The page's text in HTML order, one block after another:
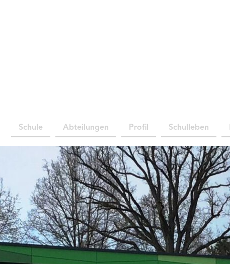
Schule Abteilungen Profil Schulleben